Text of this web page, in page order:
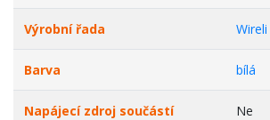
Výrobní řada Wireli
Barva bílá
Napájecí zdroj součástí Ne